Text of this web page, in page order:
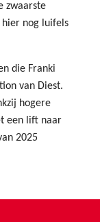
zwaarste
nog luifels
die Franki
van Diest.
hogere
een lift naar
2025